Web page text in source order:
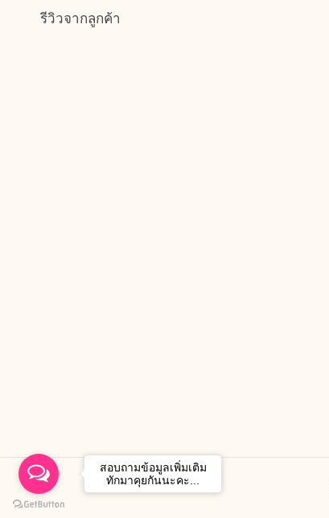
รีวิวจากลูกค้า
สอบถามข้อมูลเพิ่มเติม
ทักมาคุยกันนะคะ...